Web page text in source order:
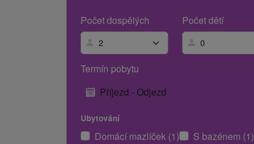
Počet dospělých
Počet dětí
Termín pobytu
Příjezd - Odjezd
Ubytování
Domácí mazlíček (1)
S bazénem (1)